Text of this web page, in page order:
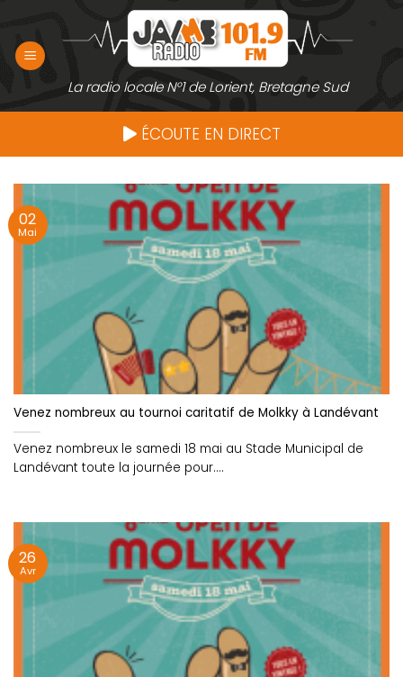
contenu
La radio locale N°1 de Lorient, Bretagne Sud
ÉCOUTE EN DIRECT
Venez nombreux au tournoi caritatif de Molkky à Landévant
Venez nombreux le samedi 18 mai au Stade Municipal de
Landévant toute la journée pour....
02
Mai
26
Avr